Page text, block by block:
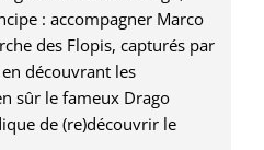
: accompagner Marco
des Flopis, capturés par
découvrant les
sûr le fameux Drago
de (re)découvrir le